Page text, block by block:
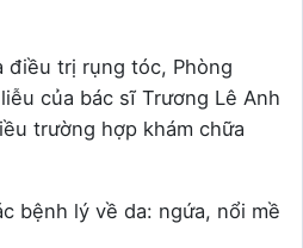
điều trị rụng tóc, Phòng
của bác sĩ Trương Lê Anh
trường hợp khám chữa
bệnh lý về da: ngứa, nổi mề